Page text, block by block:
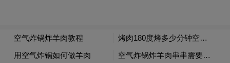
个革命者的姿态。但奥巴马是一个正面的革
命，他是要求进步的、更平等的、更所谓偏